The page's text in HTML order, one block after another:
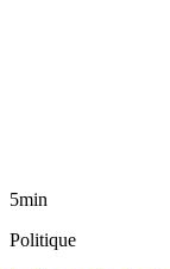
5min
Politique